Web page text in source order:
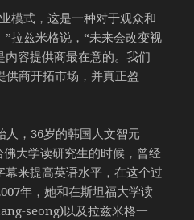
模式，这是一种对于观众和
拉兹米格说，“未来会改变视
容提供商最在意的。我们
商开拓市场，并真正盈
，36岁的韩国人文智元
大学读研究生的时候，曾经
来提高英语水平，在这个过
年，她和在斯坦福大学读
seong)以及拉兹米格一